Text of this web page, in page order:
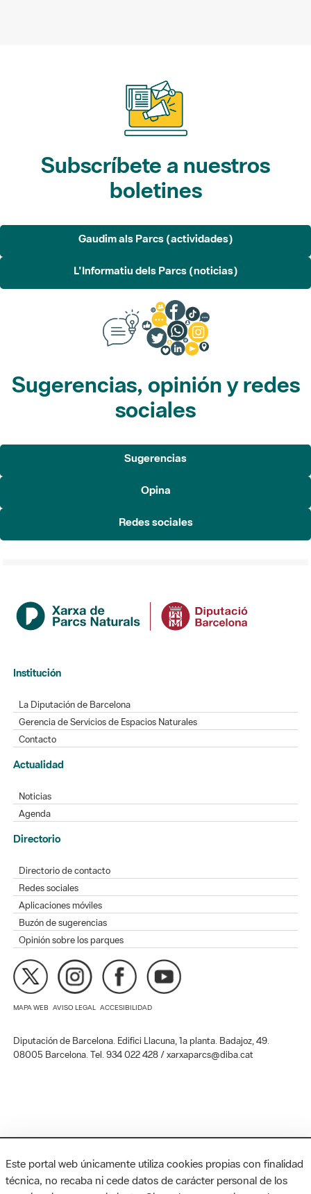
Subscríbete a nuestros
boletines
Gaudim als Parcs (actividades)
L'Informatiu dels Parcs (noticias)
Sugerencias, opinión y redes
sociales
Sugerencias
Opina
Redes sociales
Institución
La Diputación de Barcelona
Gerencia de Servicios de Espacios Naturales
Contacto
Actualidad
Noticias
Agenda
Directorio
Directorio de contacto
Redes sociales
Aplicaciones móviles
Buzón de sugerencias
Opinión sobre los parques
MAPA WEB AVISO LEGAL ACCESIBILIDAD
Diputación de Barcelona. Edifici Llacuna, 1a planta. Badajoz, 49.
08005 Barcelona. Tel. 934 022 428 / xarxaparcs@diba.cat
Este portal web únicamente utiliza cookies propias con finalidad
técnica, no recaba ni cede datos de carácter personal de los